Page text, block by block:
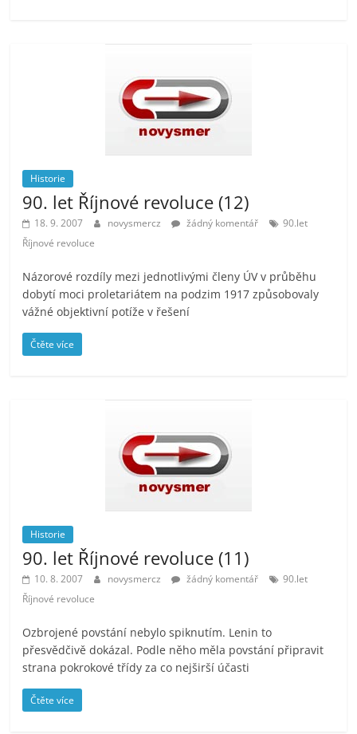
Historie
90. let Říjnové revoluce (12)
18. 9. 2007 novysmercz žádný komentář
90.let
Říjnové revoluce
Názorové rozdíly mezi jednotlivými členy ÚV v průběhu
dobytí moci proletariátem na podzim 1917 způsobovaly
vážné objektivní potíže v řešení
Čtěte více
Historie
90. let Říjnové revoluce (11)
10. 8. 2007 novysmercz žádný komentář
90.let
Říjnové revoluce
Ozbrojené povstání nebylo spiknutím. Lenin to
přesvědčivě dokázal. Podle něho měla povstání připravit
strana pokrokové třídy za co nejširší účasti
Čtěte více